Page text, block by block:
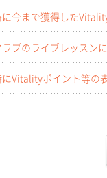
今まで獲得した
ブのライブレッスン
Vitalityポイント等の